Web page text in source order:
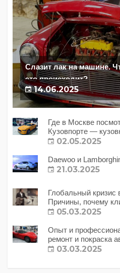
Слазит лак на машине.
это происходит?
14.06.2025
Где в Москве
Кузовпорте —
02.05.2025
Daewoo и
21.03.2025
Глобальный кризис
Причины, почему
с этим делать?
05.03.2025
Опыт и
ремонт и покраска
03.03.2025